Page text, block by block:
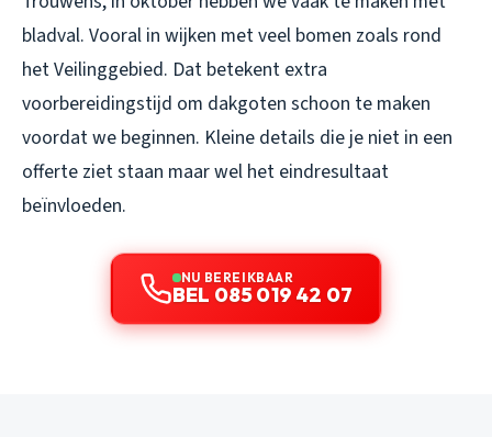
bladval. Vooral in wijken met veel bomen zoals rond
het Veilinggebied. Dat betekent extra
voorbereidingstijd om dakgoten schoon te maken
voordat we beginnen. Kleine details die je niet in een
offerte ziet staan maar wel het eindresultaat
beïnvloeden.
NU BEREIKBAAR
BEL 085 019 42 07